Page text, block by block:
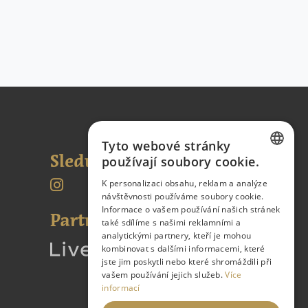
Sledujte nás
Partnerské odkazy:
ENGLISH
Tyto webové stránky
používají soubory cookie.
K personalizaci obsahu, reklam a analýze
návštěvnosti používáme soubory cookie.
Informace o vašem používání našich stránek
také sdílíme s našimi reklamními a
analytickými partnery, kteří je mohou
kombinovat s dalšími informacemi, které
jste jim poskytli nebo které shromáždili při
vašem používání jejich služeb.Více
informací